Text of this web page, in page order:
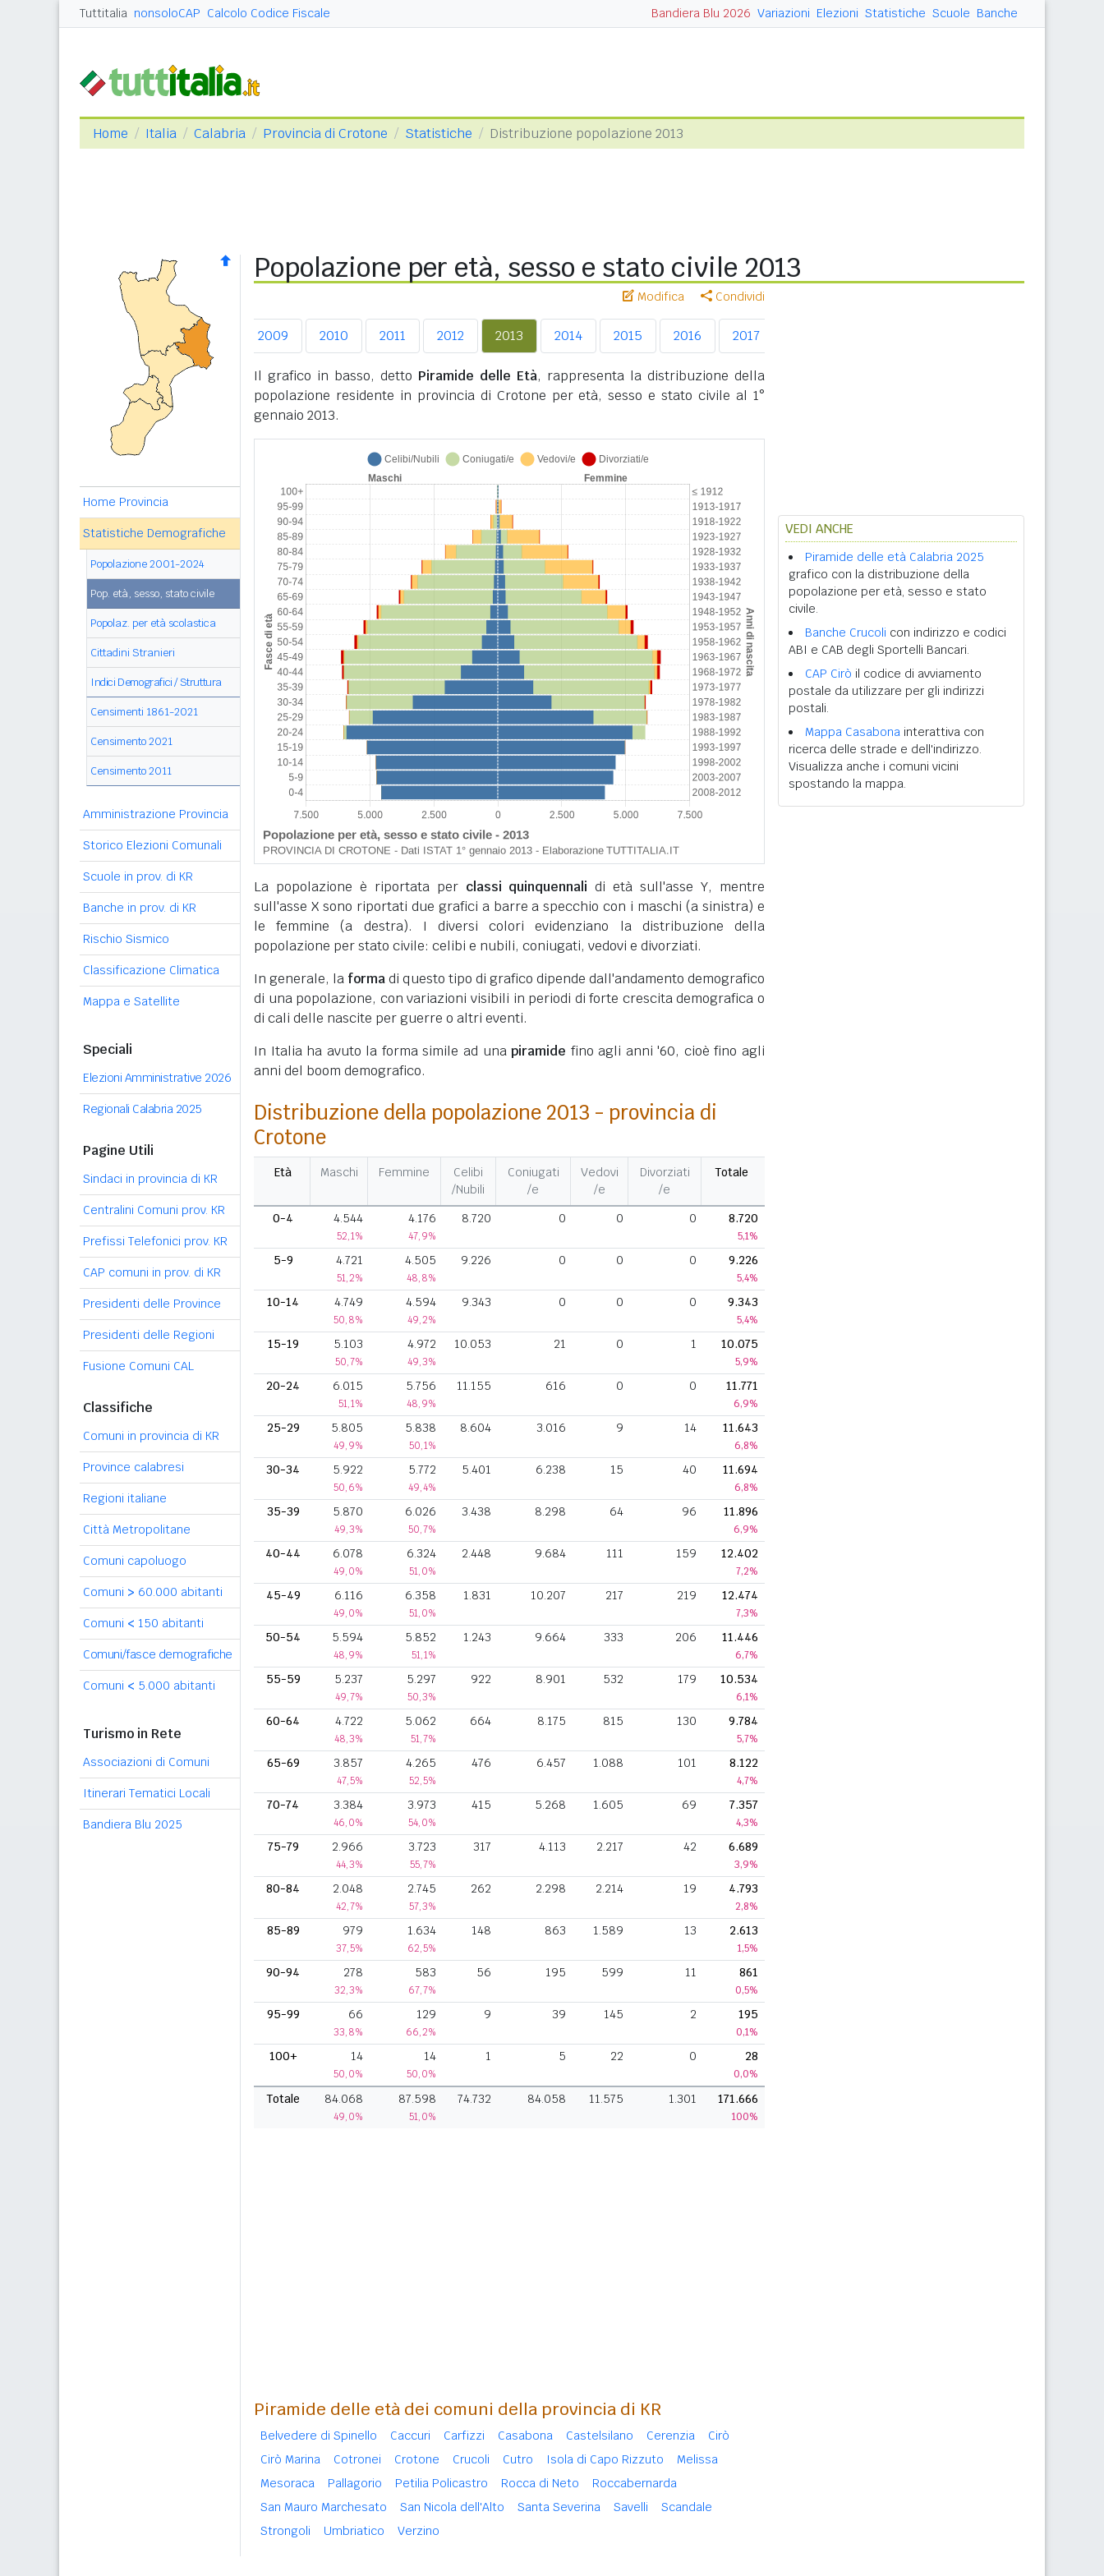
Tuttitalia nonsoloCAP Calcolo Codice Fiscale Bandiera Blu 2026 Variazioni Elezioni Statistiche Scuole Banche
Home Italia Calabria Provincia di Crotone Statistiche Distribuzione popolazione 2013
Home Provincia
Statistiche Demografiche
Popolazione 2001-2024
Pop. età, sesso, stato civile
Popolaz. per età scolastica
Cittadini Stranieri
Indici Demografici / Struttura
Censimenti 1861-2021
Censimento 2021
Censimento 2011
Amministrazione Provincia
Storico Elezioni Comunali
Scuole in prov. di KR
Banche in prov. di KR
Rischio Sismico
Classificazione Climatica
Mappa e Satellite
Speciali
Elezioni Amministrative 2026
Regionali Calabria 2025
Pagine Utili
Sindaci in provincia di KR
Centralini Comuni prov. KR
Prefissi Telefonici prov. KR
CAP comuni in prov. di KR
Presidenti delle Province
Presidenti delle Regioni
Fusione Comuni CAL
Classifiche
Comuni in provincia di KR
Province calabresi
Regioni italiane
Città Metropolitane
Comuni capoluogo
Comuni > 60.000 abitanti
Comuni < 150 abitanti
Comuni/fasce demografiche
Comuni < 5.000 abitanti
Turismo in Rete
Associazioni di Comuni
Itinerari Tematici Locali
Bandiera Blu 2025
Popolazione per età, sesso e stato civile 2013
Modifica Condividi
2007 2008 2009 2010 2011 2012 2013 2014 2015 2016 2017
Il grafico in basso, detto Piramide delle Età, rappresenta la distribuzione della
popolazione residente in provincia di Crotone per età, sesso e stato civile al 1°
gennaio 2013.
La popolazione è riportata per classi quinquennali di età sull'asse Y, mentre
sull'asse X sono riportati due grafici a barre a specchio con i maschi (a sinistra) e
le femmine (a destra). I diversi colori evidenziano la distribuzione della
popolazione per stato civile: celibi e nubili, coniugati, vedovi e divorziati.
In generale, la formadi questo tipo di grafico dipende dall'andamento demografico
di una popolazione, con variazioni visibili in periodi di forte crescita demografica o
di cali delle nascite per guerre o altri eventi.
In Italia ha avuto la forma simile ad unapiramide fino agli anni '60, cioè fino agli
anni del boom demografico.
Distribuzione della popolazione 2013 - provincia di
Crotone
Età Maschi Femmine
Celibi
/Nubili
Coniugati
/e
Vedovi
/e
Divorziati
/e
Totale
0-4 4.544
52,1%
4.176
47,9%
8.720 0 0 0 8.720
5,1%
5-9 4.721
51,2%
4.505
48,8%
9.226 0 0 0 9.226
5,4%
10-14 4.749
50,8%
4.594
49,2%
9.343 0 0 0 9.343
5,4%
15-19 5.103
50,7%
4.972
49,3%
10.053 21 0 1 10.075
5,9%
20-24 6.015
51,1%
5.756
48,9%
11.155 616 0 0 11.771
6,9%
25-29 5.805
49,9%
5.838
50,1%
8.604 3.016 9 14 11.643
6,8%
30-34 5.922
50,6%
5.772
49,4%
5.401 6.238 15 40 11.694
6,8%
35-39 5.870
49,3%
6.026
50,7%
3.438 8.298 64 96 11.896
6,9%
40-44 6.078
49,0%
6.324
51,0%
2.448 9.684 111 159 12.402
7,2%
45-49 6.116
49,0%
6.358
51,0%
1.831 10.207 217 219 12.474
7,3%
50-54 5.594
48,9%
5.852
51,1%
1.243 9.664 333 206 11.446
6,7%
55-59 5.237
49,7%
5.297
50,3%
922 8.901 532 179 10.534
6,1%
60-64 4.722
48,3%
5.062
51,7%
664 8.175 815 130 9.784
5,7%
65-69 3.857
47,5%
4.265
52,5%
476 6.457 1.088 101 8.122
4,7%
70-74 3.384
46,0%
3.973
54,0%
415 5.268 1.605 69 7.357
4,3%
75-79 2.966
44,3%
3.723
55,7%
317 4.113 2.217 42 6.689
3,9%
80-84 2.048
42,7%
2.745
57,3%
262 2.298 2.214 19 4.793
2,8%
85-89 979
37,5%
1.634
62,5%
148 863 1.589 13 2.613
1,5%
90-94 278
32,3%
583
67,7%
56 195 599 11 861
0,5%
95-99 66
33,8%
129
66,2%
9 39 145 2 195
0,1%
100+ 14
50,0%
14
50,0%
1 5 22 0 28
0,0%
Totale 84.068
49,0%
87.598
51,0%
74.732 84.058 11.575 1.301 171.666
100%
Piramide delle età dei comuni della provincia di KR
Belvedere di Spinello Caccuri Carfizzi Casabona Castelsilano Cerenzia
Cirò
Cirò Marina
Cotronei Crotone Crucoli Cutro Isola di Capo Rizzuto
Melissa
Mesoraca
Pallagorio Petilia Policastro Rocca di Neto
Roccabernarda
San Mauro Marchesato
San Nicola dell'Alto Santa Severina Savelli
Scandale
Strongoli
Umbriatico Verzino
VEDI ANCHE
Piramide delle età Calabria 2025
grafico con la distribuzione della
popolazione per età, sesso e stato
civile.
Banche Crucoli con indirizzo e codici
ABI e CAB degli Sportelli Bancari.
CAP Cirò il codice di avviamento
postale da utilizzare per gli indirizzi
postali.
Mappa Casabona interattiva con
ricerca delle strade e dell'indirizzo.
Visualizza anche i comuni vicini
spostando la mappa.